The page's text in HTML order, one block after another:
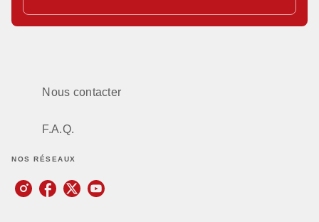
Nous contacter
F.A.Q.
NOS RÉSEAUX